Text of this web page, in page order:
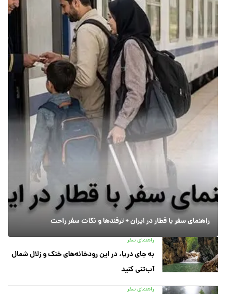
راهنمای سفر با قطار در ایران + ترفندها و نکات سفر راحت
راهنمای سفر
به جای دریا، در این رودخانه‌های خنک و زلال شمال
آب‌تنی کنید
راهنمای سفر